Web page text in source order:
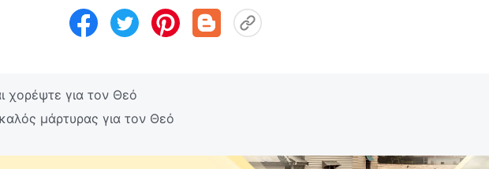
χορέψτε για τον Θεό
μάρτυρας για τον Θεό